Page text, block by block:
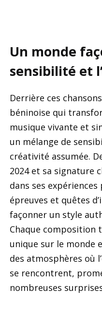
Un monde
sensibilité et
Derrière ces
béninoise qui
musique vivante et
un mélange de
créativité assumée.
2024 et sa signature
dans ses
épreuves et quêtes
façonner un style
Chaque composition
unique sur le monde
des atmosphères où
se rencontrent,
nombreuses